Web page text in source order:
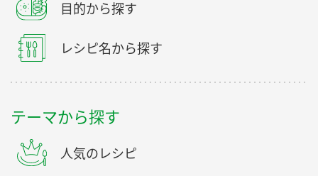
目的から探す
レシピ名から探す
テーマから探す
人気のレシピ